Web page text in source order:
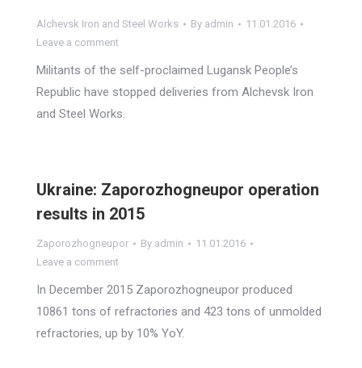
Alchevsk Iron and Steel Works By admin
11.01.2016
Leave a comment
Militants of the self-proclaimed Lugansk People’s
Republic have stopped deliveries from Alchevsk Iron
and Steel Works.
Ukraine: Zaporozhogneupor operation
results in 2015
Zaporozhogneupor By admin
11.01.2016
Leave a comment
In December 2015 Zaporozhogneupor produced
10861 tons of refractories and 423 tons of unmolded
refractories, up by 10% YoY.